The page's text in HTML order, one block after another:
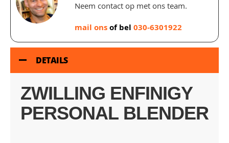
Neem contact op met ons team.
mail onsof bel 030-6301922
DETAILS
ZWILLING ENFINIGY
PERSONAL BLENDER